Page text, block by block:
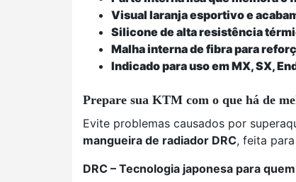
Visual laranja esportivo e
Silicone de alta resistência
Malha interna de fibra para
Indicado para uso em MX, SX,
Prepare sua KTM com o que há de
Evite problemas causados por
mangueira de radiador DRC, feita
DRC – Tecnologia japonesa para